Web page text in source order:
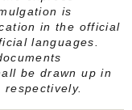
is
in the official
languages.
be drawn up in